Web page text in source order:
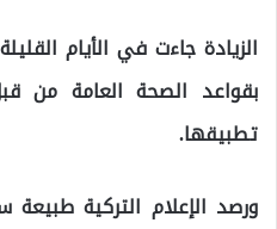
الزيادة جاءت في الأيام
بقواعد الصحة العامة من
تطبيقها.
ورصد الإعلام التركية